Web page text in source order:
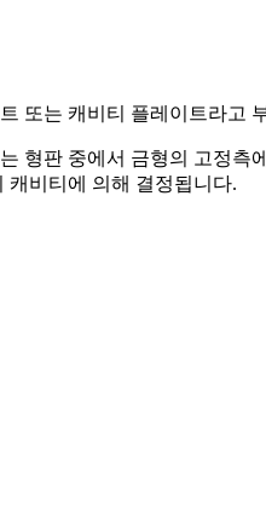
또는 캐비티 플레이트라고
형판 중에서 금형의 고정
캐비티에 의해 결정됩니다.